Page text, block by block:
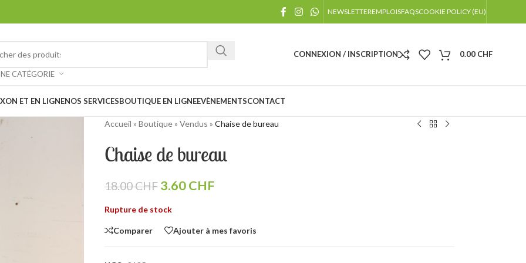
NEWSLETTEREMPLOISFAQSCOOKIE POLICY (EU)
CATÉGORIE
CONNEXION / INSCRIPTION 0.00 CHF
ET EN LIGNENOS SERVICESBOUTIQUE EN LIGNEEVÈNEMENTSCONTACT
Accueil » Boutique» Vendus » Chaise de bureau
Chaise de bureau
18.00CHF 3.60CHF
Rupture de stock
Comparer Ajouter à mes favoris